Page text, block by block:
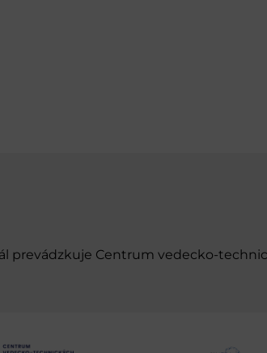
prevádzkuje Centrum vedecko-